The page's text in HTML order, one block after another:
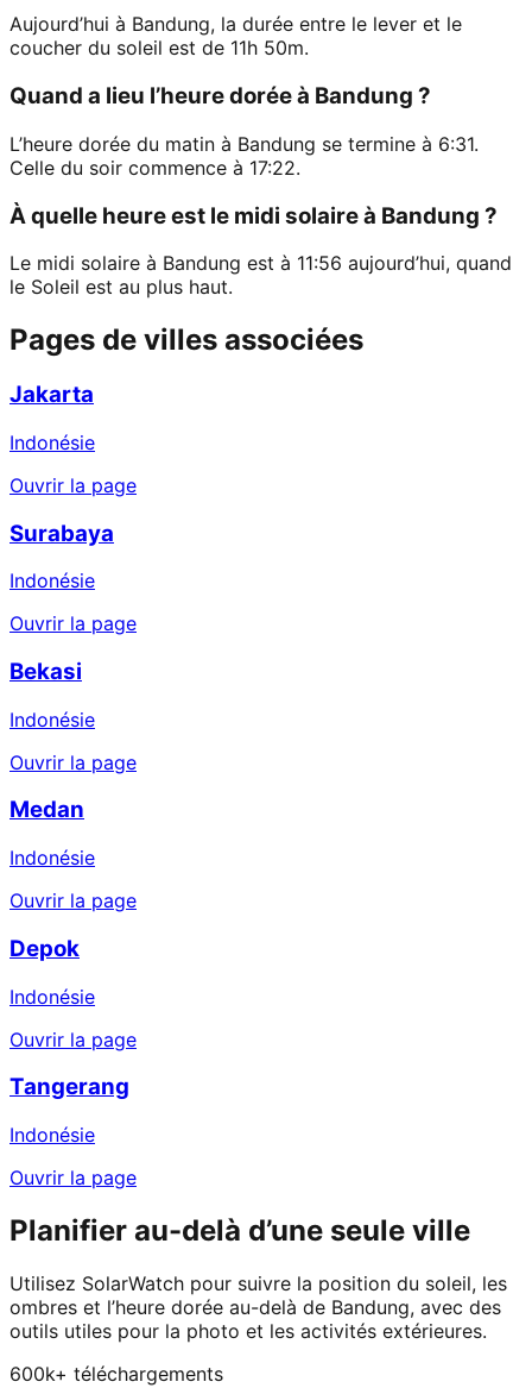
Aujourd’hui à Bandung, la durée entre le lever et le
coucher du soleil est de 11h 50m.
Quand a lieu l’heure dorée à Bandung ?
L’heure dorée du matin à Bandung se termine à 6:31.
Celle du soir commence à 17:22.
À quelle heure est le midi solaire à Bandung ?
Le midi solaire à Bandung est à 11:56 aujourd’hui, quand
le Soleil est au plus haut.
Pages de villes associées
Jakarta
Indonésie
Ouvrir la page
Surabaya
Indonésie
Ouvrir la page
Bekasi
Indonésie
Ouvrir la page
Medan
Indonésie
Ouvrir la page
Depok
Indonésie
Ouvrir la page
Tangerang
Indonésie
Ouvrir la page
Planifier au-delà d’une seule ville
Utilisez SolarWatch pour suivre la position du soleil, les
ombres et l’heure dorée au-delà de Bandung, avec des
outils utiles pour la photo et les activités extérieures.
600k+ téléchargements